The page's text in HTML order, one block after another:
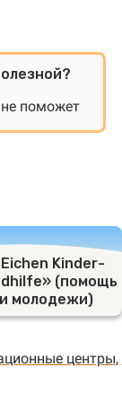
не поможет
Kinder-
(помощь
молодежи)
центры,